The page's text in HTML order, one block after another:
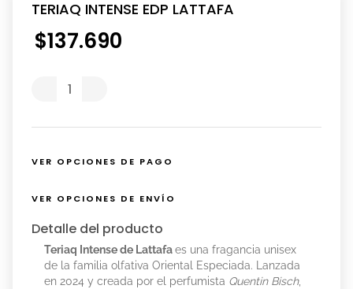
TERIAQ INTENSE EDP LATTAFA
$137.690
VER OPCIONES DE PAGO
VER OPCIONES DE ENVÍO
Detalle del producto
Teriaq Intense de Lattafaes una fragancia unisex
de la familia olfativa Oriental Especiada. Lanzada
en 2024 y creada por el perfumista Quentin Bisch,